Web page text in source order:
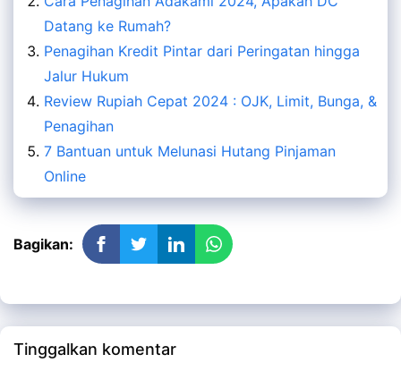
Datang ke Rumah?
Penagihan Kredit Pintar dari Peringatan hingga
Jalur Hukum
Review Rupiah Cepat 2024 : OJK, Limit, Bunga, &
Penagihan
7 Bantuan untuk Melunasi Hutang Pinjaman
Online
Bagikan:
Tinggalkan komentar